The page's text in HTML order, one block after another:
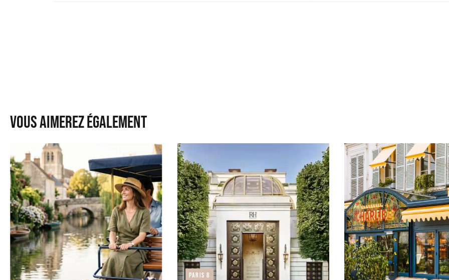
Vous aimerez également
Paris 8